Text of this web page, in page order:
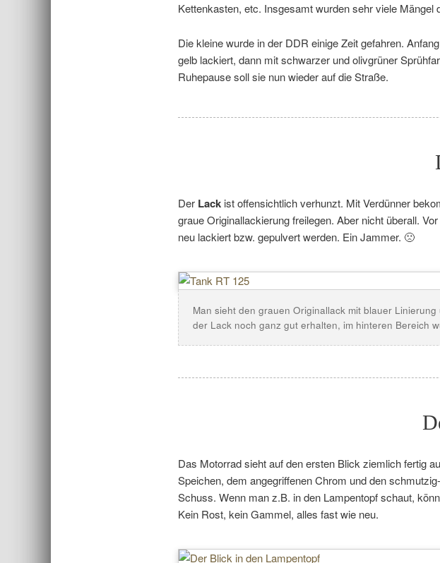
Kettenkasten, etc. Insgesamt wurden sehr viele Mängel
Die kleine wurde in der DDR einige Zeit gefahren.
gelb lackiert, dann mit schwarzer und olivgrüner
Ruhepause soll sie nun wieder auf die Straße.
Der Lack ist offensichtlich verhunzt. Mit Verdünner
graue Originallackierung freilegen. Aber nicht überall.
neu lackiert bzw. gepulvert werden. Ein Jammer. 🙁
Man sieht den grauen Originallack mit blauer
der Lack noch ganz gut erhalten, im hinteren Bereich
Das Motorrad sieht auf den ersten Blick ziemlich fertig
Speichen, dem angegriffenen Chrom und den
Schuss. Wenn man z.B. in den Lampentopf schaut,
Kein Rost, kein Gammel, alles fast wie neu.